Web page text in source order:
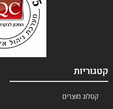
קטגוריות
קטלוג מוצרים